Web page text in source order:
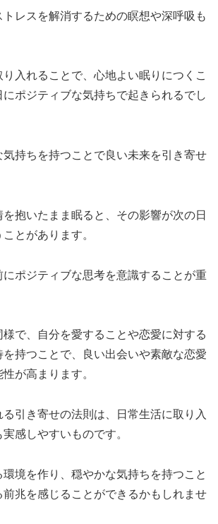
トレスを解消するための瞑想や深呼吸も
入れることで、心地よい眠りにつくこ
にポジティブな気持ちで起きられるでし
気持ちを持つことで良い未来を引き寄せ
抱いたまま眠ると、その影響が次の日
とがあります。
にポジティブな思考を意識することが重
で、自分を愛することや恋愛に対する
持つことで、良い出会いや素敵な恋愛
が高まります。
引き寄せの法則は、日常生活に取り入
感しやすいものです。
環境を作り、穏やかな気持ちを持つこと
前兆を感じることができるかもしれませ